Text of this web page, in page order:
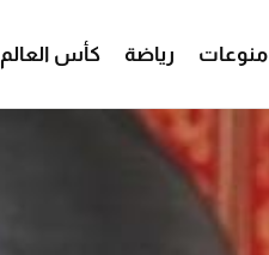
منوعات رياضة كأس العالم